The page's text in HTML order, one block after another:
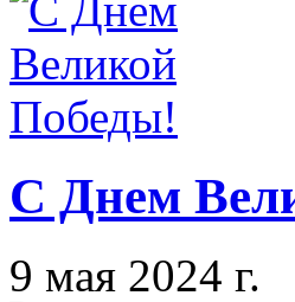
С Днем
9 мая 2024 г.